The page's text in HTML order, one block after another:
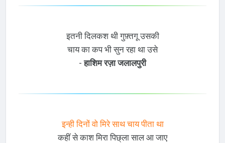
इतनी दिलकश थी गुफ़्तगू उसकी
चाय का कप भी सुन रहा था उसे
-हाशिम रज़ा जलालपुरी
इन्ही दिनों वो मिरे साथ चाय पीता था
कहीं से काश मिरा पिछ्ला साल आ जाए